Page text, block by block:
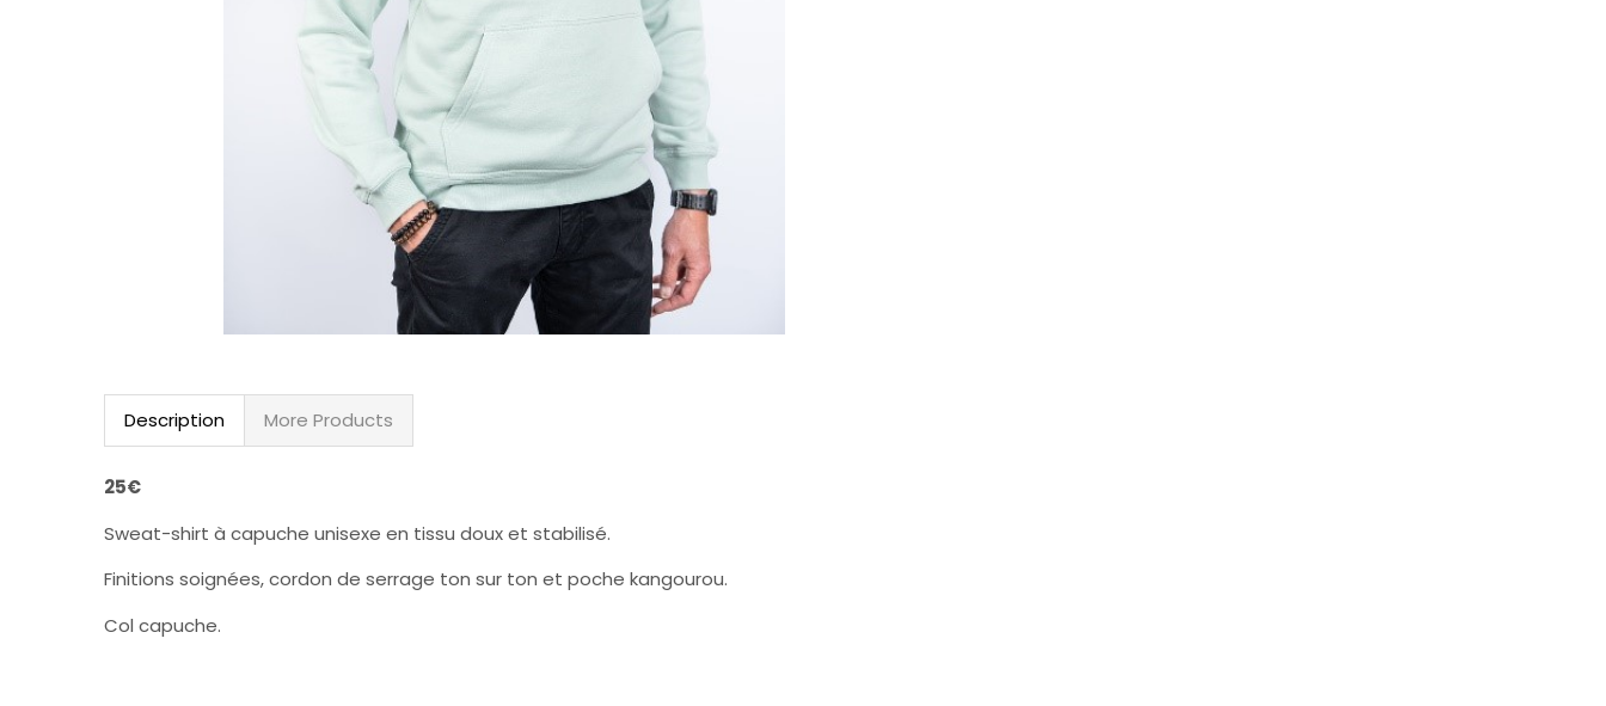
Description More Products
25€
Sweat-shirt à capuche unisexe en tissu doux et stabilisé.
Finitions soignées, cordon de serrage ton sur ton et poche kangourou.
Col capuche.